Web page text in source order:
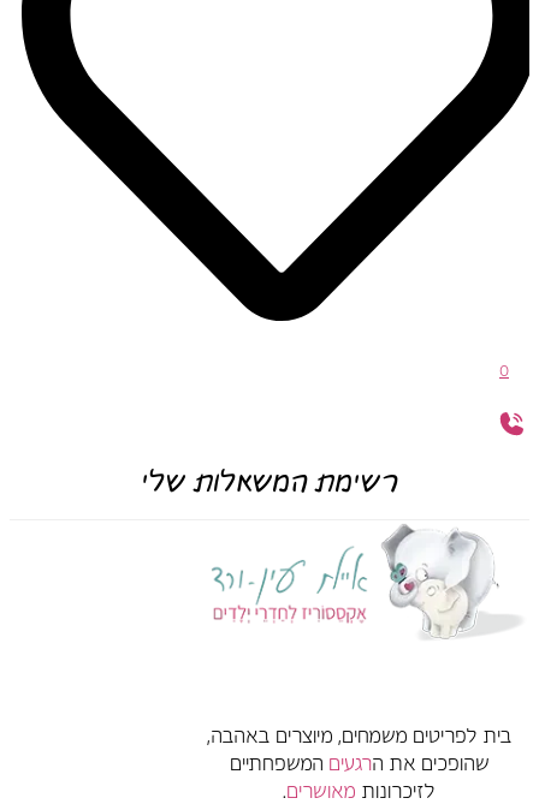
0
רשימת המשאלות שלי
בית לפריטים משמחים, מיוצרים באהבה,
שהופכים את הרגעים המשפחתיים
לזיכרונות מאושרים.